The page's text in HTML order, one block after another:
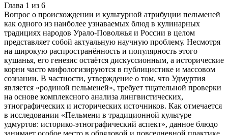
Глава 1 из 6
Вопрос о происхождении и культурной атрибуции пельменей
как одного из наиболее узнаваемых блюд в кулинарных
традициях народов Урало-Поволжья и России в целом
представляет собой актуальную научную проблему. Несмотря
на широкую распространённость и популярность этого
кушанья, его генезис остаётся дискуссионным, а исторические
корни часто мифологизируются в публицистике и массовом
сознании. В частности, утверждение о том, что Удмуртия
является «родиной пельменей», требует тщательной проверки
на основе комплексного анализа лингвистических,
этнографических и исторических источников. Как отмечается
в исследовании «Пельмени в традиционной культуре
удмуртов: историко-этнографический аспект», данное блюдо
занимает особое место в обрядовой и повседневной практике